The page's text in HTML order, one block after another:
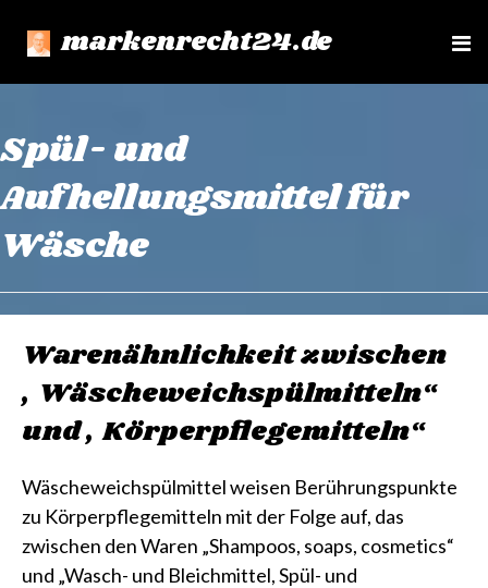
markenrecht24.de
e
Spül- und
Aufhellungsmittel für
Wäsche
Warenähnlichkeit zwischen
„Wäscheweichspülmitteln“
und „Körperpflegemitteln“
Wäscheweichspülmittel weisen Berührungspunkte
zu Körperpflegemitteln mit der Folge auf, das
zwischen den Waren „Shampoos, soaps, cosmetics“
und „Wasch- und Bleichmittel, Spül- und